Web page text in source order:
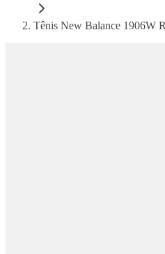
Tênis New Balance 1906W